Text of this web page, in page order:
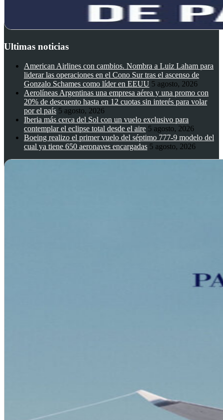
Ultimas noticias
American Airlines con cambios. Nombra a Luiz Laham para
liderar las operaciones en el Cono Sur tras el ascenso de
Gonzalo Schames como líder en EEUU 5 agosto, 2026
Aerolíneas Argentinas una empresa aérea y una promo con
20% de descuento hasta en 12 cuotas sin interés para volar
por el país 5 agosto, 2026
Iberia más cerca del Sol con un vuelo exclusivo para
contemplar el eclipse total desde el aire 5 agosto, 2026
Boeing realizo el primer vuelo del séptimo 777-9 modelo del
cual ya tiene 650 aeronaves encargadas 5 agosto, 2026